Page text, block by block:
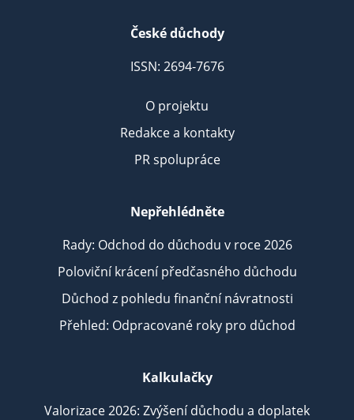
České důchody
ISSN: 2694-7676
O projektu
Redakce a kontakty
PR spolupráce
Nepřehlédněte
Rady: Odchod do důchodu v roce 2026
Poloviční krácení předčasného důchodu
Důchod z pohledu finanční návratnosti
Přehled: Odpracované roky pro důchod
Kalkulačky
Valorizace 2026: Zvýšení důchodu a doplatek